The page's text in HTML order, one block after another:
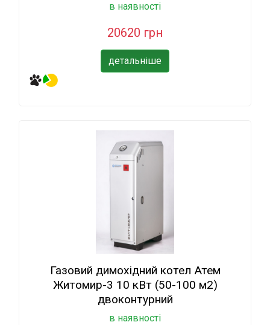
в наявності
20620 грн
детальніше
Газовий димохідний котел Атем
Житомир-3 10 кВт (50-100 м2)
двоконтурний
в наявності